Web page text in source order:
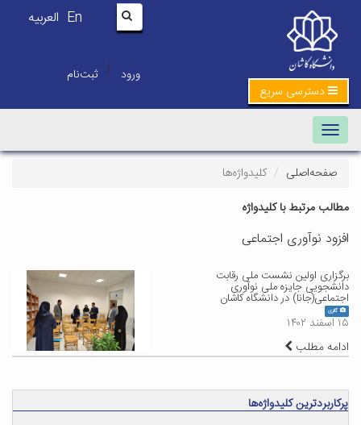
En العربیه
ورود | ثبت‌نام
دسترسی سریع
Toggle navigation
صفحه‌اصلی
کلیدواژه‌ها
مطالب مرتبط با کلیدواژه
افزود نوآوری اجتماعی
برگزاری اولین نشست ملی رقابت
دانشجویی جایزه ملی نوآوری
اجتماعی(جانا) در دانشگاه کاشان
گالری
۱۵ اسفند ۱۴۰۲
ادامه مطلب
پرکاربردترین کلیدواژه‌ها